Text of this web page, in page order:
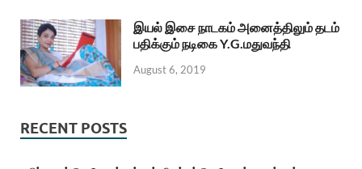
இயல் இசை நாடகம் அனைத்திலும் தடம்
பதிக்கும் நடிகை Y.G.மதுவந்தி
August 6, 2019
RECENT POSTS